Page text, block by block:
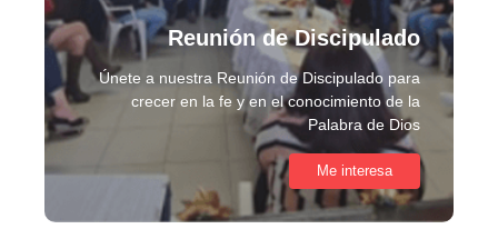
Reunión de Discipulado
Únete a nuestra Reunión de Discipulado para
crecer en la fe y en el conocimiento de la
Palabra de Dios
Me interesa